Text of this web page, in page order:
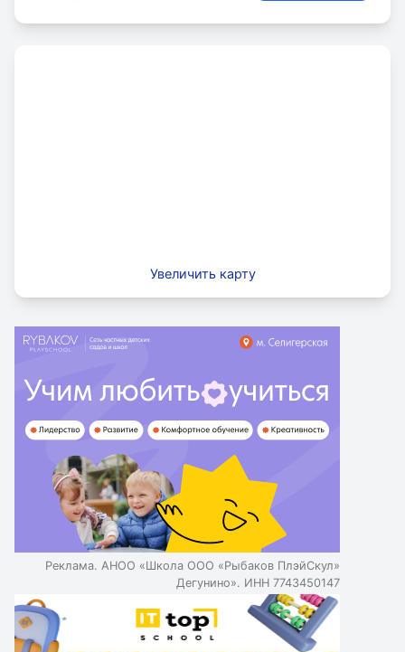
Увеличить карту
Реклама. АНОО «Школа ООО «Рыбаков ПлэйСкул»
Дегунино». ИНН 7743450147